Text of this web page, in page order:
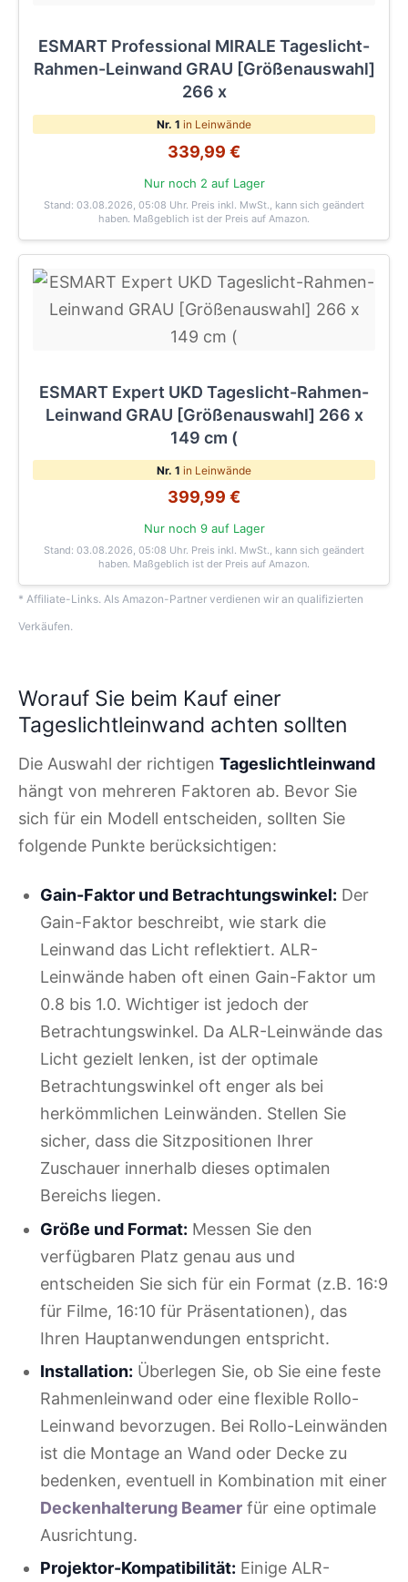
ESMART Professional MIRALE Tageslicht-
Rahmen-Leinwand GRAU [Größenauswahl]
266 x
Nr. 1 in Leinwände
339,99 €
Nur noch 2 auf Lager
Stand: 03.08.2026, 05:08 Uhr. Preis inkl. MwSt., kann sich geändert
haben. Maßgeblich ist der Preis auf Amazon.
ESMART Expert UKD Tageslicht-Rahmen-
Leinwand GRAU [Größenauswahl] 266 x
149 cm (
Nr. 1 in Leinwände
399,99 €
Nur noch 9 auf Lager
Stand: 03.08.2026, 05:08 Uhr. Preis inkl. MwSt., kann sich geändert
haben. Maßgeblich ist der Preis auf Amazon.
* Affiliate-Links. Als Amazon-Partner verdienen wir an qualifizierten
Verkäufen.
Worauf Sie beim Kauf einer
Tageslichtleinwand achten sollten
Die Auswahl der richtigen Tageslichtleinwand
hängt von mehreren Faktoren ab. Bevor Sie
sich für ein Modell entscheiden, sollten Sie
folgende Punkte berücksichtigen:
Gain-Faktor und Betrachtungswinkel: Der
Gain-Faktor beschreibt, wie stark die
Leinwand das Licht reflektiert. ALR-
Leinwände haben oft einen Gain-Faktor um
0.8 bis 1.0. Wichtiger ist jedoch der
Betrachtungswinkel. Da ALR-Leinwände das
Licht gezielt lenken, ist der optimale
Betrachtungswinkel oft enger als bei
herkömmlichen Leinwänden. Stellen Sie
sicher, dass die Sitzpositionen Ihrer
Zuschauer innerhalb dieses optimalen
Bereichs liegen.
Größe und Format: Messen Sie den
verfügbaren Platz genau aus und
entscheiden Sie sich für ein Format (z.B. 16:9
für Filme, 16:10 für Präsentationen), das
Ihren Hauptanwendungen entspricht.
Installation: Überlegen Sie, ob Sie eine feste
Rahmenleinwand oder eine flexible Rollo-
Leinwand bevorzugen. Bei Rollo-Leinwänden
ist die Montage an Wand oder Decke zu
bedenken, eventuell in Kombination mit einer
Deckenhalterung Beamer für eine optimale
Ausrichtung.
Projektor-Kompatibilität: Einige ALR-